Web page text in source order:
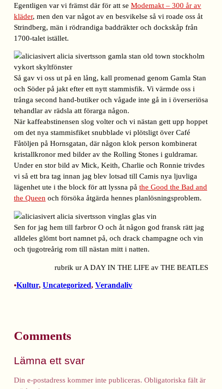
Egentligen var vi främst där för att se Modemakt – 300 år av
kläder, men den var något av en besvikelse så vi roade oss åt
Strindberg, män i rödrandiga baddräkter och dockskåp från
1700-talet istället.
Så gav vi oss ut på en lång, kall promenad genom Gamla Stan
och Söder på jakt efter ett nytt stammisfik. Vi värmde oss i
trånga second hand-butiker och vågade inte gå in i överseriösa
tehandlar av rädsla att förarga någon.
När kaffeabstinensen slog volter och vi nästan gett upp hoppet
om det nya stammisfiket snubblade vi plötsligt över Café
Fåtöljen på Hornsgatan, där någon klok person kombinerat
kristallkronor med bilder av the Rolling Stones i guldramar.
Under en stor bild av Mick, Keith, Charlie och Ronnie trivdes
vi så ett bra tag innan jag blev lotsad till Camis nya ljuvliga
lägenhet ute i the block för att lyssna på the Good the Bad and
the Queen och försöka åtgärda hennes planlösningsproblem.
Sen for jag hem till farbror O och åt någon god fransk rätt jag
alldeles glömt bort namnet på, och drack champagne och vin
och tjugotreårig rom till nästan mitt i natten.
rubrik ur A DAY IN THE LIFE av THE BEATLES
•Kultur, Uncategorized, Verandaliv
Comments
Lämna ett svar
Din e-postadress kommer inte publiceras. Obligatoriska fält är